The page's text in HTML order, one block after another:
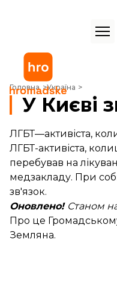
Головна Україна
У Києві зник ЛГБТ-активіст
У Києві
ЛГБТ—активіста,
ЛГБТ-активіста,
перебував на
медзакладу. При
зв'язок.
Оновлено! Станом
Про це Громадському
Земляна.